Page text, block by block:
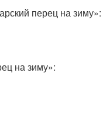
перец на зиму»:
на зиму»: